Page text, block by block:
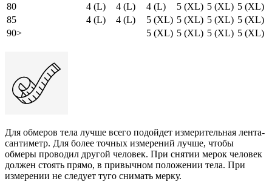
80 4 (L) 4 (L) 4 (L) 5 (XL) 5 (XL) 5 (XL)
85
4 (L) 4 (L) 5 (XL) 5 (XL) 5 (XL) 5 (XL)
90>
5 (XL) 5 (XL) 5 (XL) 5 (XL)
Для обмеров тела лучше всего подойдет измерительная лента-
сантиметр. Для более точных измерений лучше, чтобы
обмеры проводил другой человек. При снятии мерок человек
должен стоять прямо, в привычном положении тела. При
измерении не следует туго снимать мерку.